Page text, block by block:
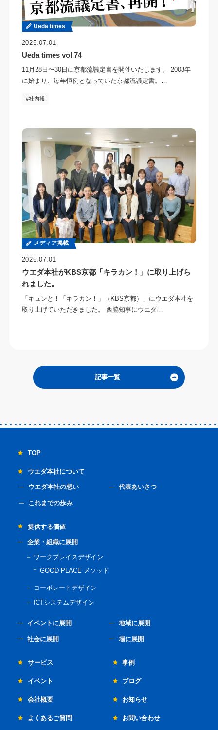
Ueda times
2025.07.01
Ueda times vol.74
11月28日〜30日に京都流議定書を開催いたします。 2008年
に始まり、毎年恒例となっていた京都流議定書。…
社内報
メディア掲載
2025.07.01
ウエダ本社がKBS京都「キラカン！」に取り上げら
れました。
「キュンと！「キラカン！」（KBS京都）」にウエダ本社を
取り上げていただきました。 西脇知事にウエダ…
記事一覧
TOP
ウエダ本社について
ウエダ本社の想い 代表あいさつ
これまでの歩み
提供する価値
企業・組織に展開
ワークプレイスデザイン
GOOD PLACE メソッド
コーポレートデザイン
ICTシステムデザイン
イベントに展開 地域に展開
社会に展開 場に展開
サービス 事例
イベント ブログ
会社概要 お知らせ
よくあるご質問 お問い合わせ